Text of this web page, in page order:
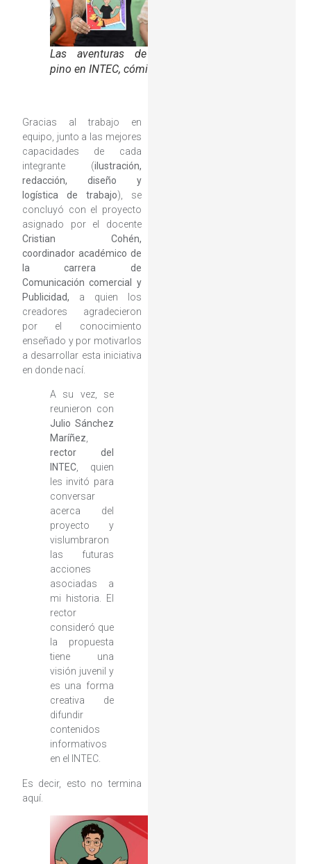
Las aventuras de un
pino en INTEC, cómic
Gracias al trabajo en
equipo, junto a las mejores
capacidades de cada
integrante (ilustración,
redacción, diseño y
logística de trabajo), se
concluyó con el proyecto
asignado por el docente
Cristian Cohén,
coordinador académico de
la carrera de
Comunicación comercial y
Publicidad, a quien los
creadores agradecieron
por el conocimiento
enseñado y por motivarlos
a desarrollar esta iniciativa
en donde nací.
A su vez, se
reunieron con
Julio Sánchez
Maríñez,
rector del
INTEC, quien
les invitó para
conversar
acerca del
proyecto y
vislumbraron
las futuras
acciones
asociadas a
mi historia. El
rector
consideró que
la propuesta
tiene una
visión juvenil y
es una forma
creativa de
difundir
contenidos
informativos
en el INTEC.
Es decir, esto no termina
aquí.